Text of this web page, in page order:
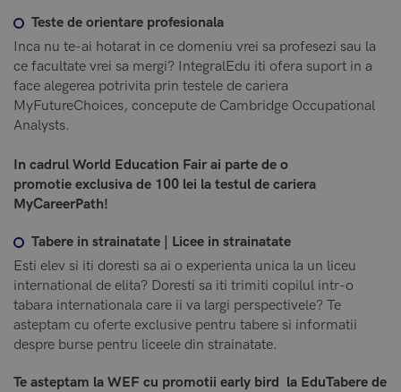
Teste de orientare profesionala
Inca nu te-ai hotarat in ce domeniu vrei sa profesezi sau la
ce facultate vrei sa mergi? IntegralEdu iti ofera suport in a
face alegerea potrivita prin testele de cariera
MyFutureChoices, concepute de Cambridge Occupational
Analysts.
In cadrul World Education Fair ai parte de o
promotie exclusiva de 100 lei la testul de cariera
MyCareerPath!
Tabere in strainatate | Licee in strainatate
Esti elev si iti doresti sa ai o experienta unica la un liceu
international de elita? Doresti sa iti trimiti copilul intr-o
tabara internationala care ii va largi perspectivele? Te
asteptam cu oferte exclusive pentru tabere si informatii
despre burse pentru liceele din strainatate.
Te asteptam la WEF cu promotii early bird la EduTabere de